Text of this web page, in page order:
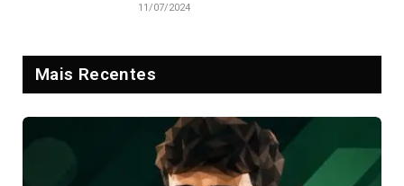
11/07/2024
Mais Recentes